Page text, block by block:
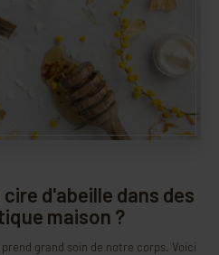
d'abeille dans des
maison ?
grand soin de notre corps. Voici